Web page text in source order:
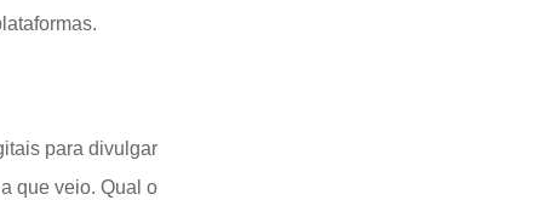
para divulgar
que veio. Qual o